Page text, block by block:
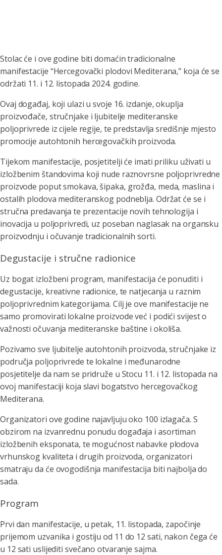
Stolac će i ove godine biti domaćin tradicionalne
manifestacije “Hercegovački plodovi Mediterana,” koja će se
održati 11. i 12. listopada 2024. godine.
Ovaj događaj, koji ulazi u svoje 16. izdanje, okuplja
proizvođače, stručnjake i ljubitelje mediteranske
poljoprivrede iz cijele regije, te predstavlja središnje mjesto
promocije autohtonih hercegovačkih proizvoda.
Tijekom manifestacije, posjetitelji će imati priliku uživati u
izložbenim štandovima koji nude raznovrsne poljoprivredne
proizvode poput smokava, šipaka, grožđa, meda, maslina i
ostalih plodova mediteranskog podneblja. Održat će se i
stručna predavanja te prezentacije novih tehnologija i
inovacija u poljoprivredi, uz poseban naglasak na organsku
proizvodnju i očuvanje tradicionalnih sorti.
Degustacije i stručne radionice
Uz bogat izložbeni program, manifestacija će ponuditi i
degustacije, kreativne radionice, te natjecanja u raznim
poljoprivrednim kategorijama. Cilj je ove manifestacije ne
samo promovirati lokalne proizvode već i podići svijest o
važnosti očuvanja mediteranske baštine i okoliša.
Pozivamo sve ljubitelje autohtonih proizvoda, stručnjake iz
područja poljoprivrede te lokalne i međunarodne
posjetitelje da nam se pridruže u Stocu 11. i 12. listopada na
ovoj manifestaciji koja slavi bogatstvo hercegovačkog
Mediterana.
Organizatori ove godine najavljuju oko 100 izlagača. S
obzirom na izvanrednu ponudu događaja i asortiman
izložbenih eksponata, te mogućnost nabavke plodova
vrhunskog kvaliteta i drugih proizvoda, organizatori
smatraju da će ovogodišnja manifestacija biti najbolja do
sada.
Program
Prvi dan manifestacije, u petak, 11. listopada, započinje
prijemom uzvanika i gostiju od 11 do 12 sati, nakon čega će
u 12 sati uslijediti svečano otvaranje sajma.